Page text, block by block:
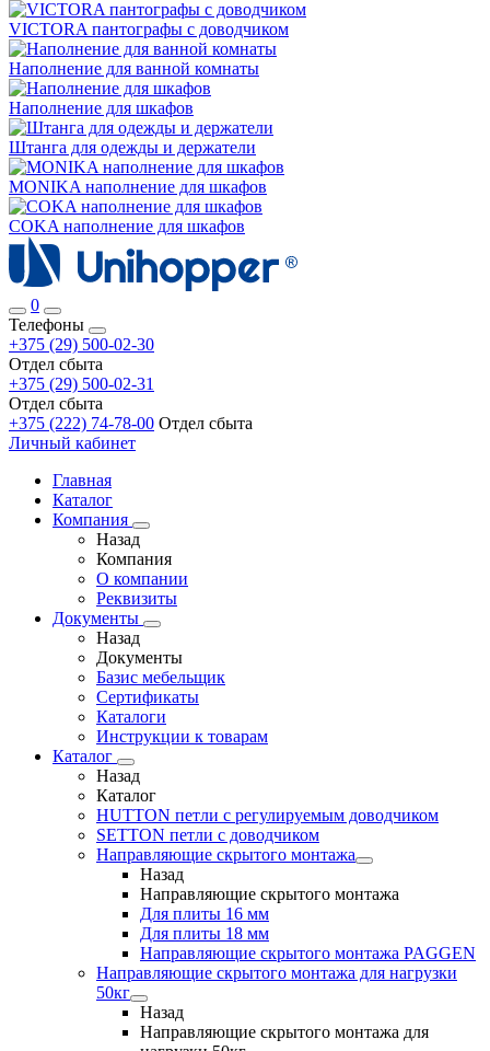
VICTORA пантографы с доводчиком
Наполнение для ванной комнаты
Наполнение для шкафов
Штанга для одежды и держатели
MONIKA наполнение для шкафов
COKA наполнение для шкафов
0
Телефоны
+375 (29) 500-02-30
Отдел сбыта
+375 (29) 500-02-31
Отдел сбыта
+375 (222) 74-78-00 Отдел сбыта
Личный кабинет
Главная
Каталог
Компания
Назад
Компания
О компании
Реквизиты
Документы
Назад
Документы
Базис мебельщик
Сертификаты
Каталоги
Инструкции к товарам
Каталог
Назад
Каталог
HUTTON петли с регулируемым доводчиком
SETTON петли с доводчиком
Направляющие скрытого монтажа
Назад
Направляющие скрытого монтажа
Для плиты 16 мм
Для плиты 18 мм
Направляющие скрытого монтажа PAGGEN
Направляющие скрытого монтажа для нагрузки
50кг
Назад
Направляющие скрытого монтажа для